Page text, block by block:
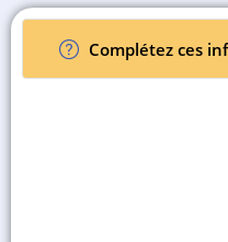
Complétez ces